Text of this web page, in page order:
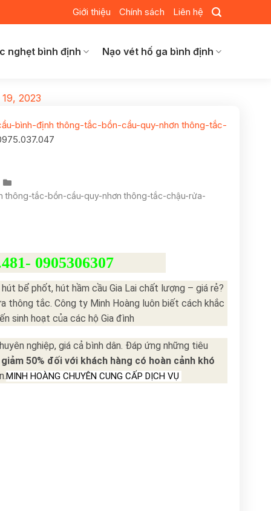
Giới thiệu Chính sách Liên hệ
nghẹt bình định Nạo vét hố ga bình định
2023
bình-định thông-tắc-bồn-cầu-quy-nhơn thông-tắc-
thông-tắc-bồn-cầu-quy-nhơn thông-tắc-chậu-rửa-
0905306307
bể phốt, hút hầm cầu Gia Lai chất lượng – giá rẻ?
thông tắc. Công ty Minh Hoàng luôn biết cách khắc
sinh hoạt của các hộ Gia đình
nghiệp, giá cả bình dân. Đáp ứng những tiêu
giảm 50% đối với khách hàng có hoàn cảnh khó
MINH HOÀNG CHUYÊN CUNG CẤP DỊCH VỤ